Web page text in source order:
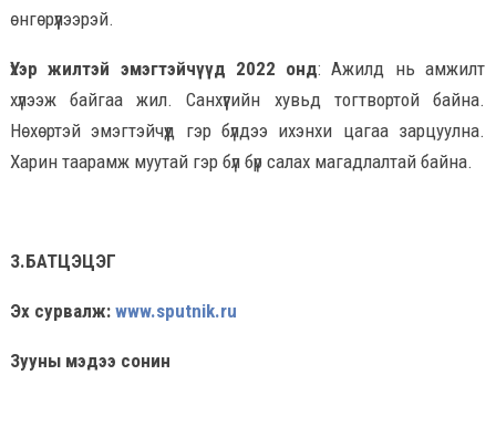
өнгөрүүлээрэй.
Үхэр жилтэй эмэгтэйчүүд 2022 онд: Ажилд нь амжилт
хүлээж байгаа жил. Санхүүгийн хувьд тогтвортой байна.
Нөхөртэй эмэгтэйчүүд гэр бүлдээ ихэнхи цагаа зарцуулна.
Харин таарамж муутай гэр бүл бүр салах магадлалтай байна.
З.БАТЦЭЦЭГ
Эх сурвалж: www.sputnik.ru
Зууны мэдээ сонин